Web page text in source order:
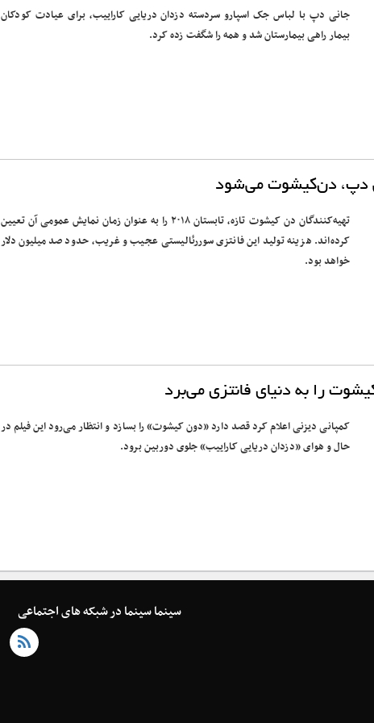
جانی دپ با لباس جک اسپارو سردسته دزدان دریایی کاراییب، برای عیادت کودکان
بیمار راهی بیمارستان شد و همه را شگفت زده کرد.
دپ، دن‌کیشوت می‌شود
تهیه‌کنندگان دن کیشوت تازه، تابستان ۲۰۱۸ را به عنوان زمان نمایش عمومی آن تعیین
کرده‌اند. هزینه تولید این فانتزی سوررئالیستی عجیب و غریب، حدود صد میلیون دلار
خواهد بود.
را به دنیای فانتزی می‌برد
کمپانی دیزنی اعلام کرد قصد دارد «دون کیشوت» را بسازد و انتظار می‌رود این فیلم در
حال و هوای «دزدان دریایی کاراییب» جلوی دوربین برود.
سینما سینما در شبکه های اجتماعی